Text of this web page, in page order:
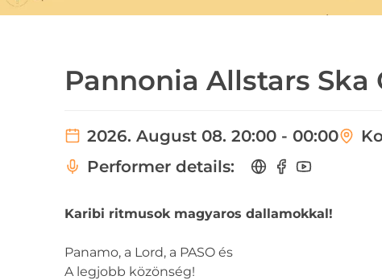
Pannonia Allstars Ska
2026. August 08. 20:00 - 00:00
Performer details:
Karibi ritmusok magyaros dallamokkal!
Panamo, a Lord, a PASO és
A legjobb közönség!